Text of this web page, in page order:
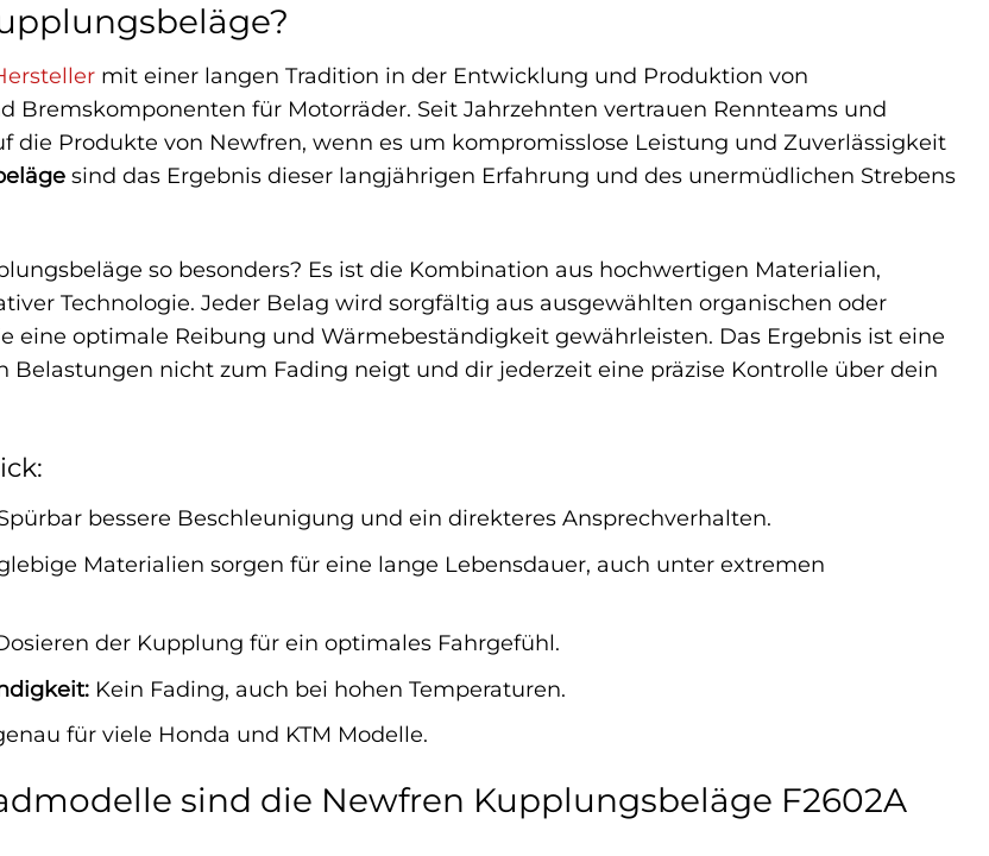
mit einer langen Tradition in der Entwicklung und Produktion von
Bremskomponenten für Motorräder. Seit Jahrzehnten vertrauen Rennteams und
die Produkte von Newfren, wenn es um kompromisslose Leistung und Zuverlässigkeit
sind das Ergebnis dieser langjährigen Erfahrung und des unermüdlichen Strebens
so besonders? Es ist die Kombination aus hochwertigen Materialien,
Technologie. Jeder Belag wird sorgfältig aus ausgewählten organischen oder
eine optimale Reibung und Wärmebeständigkeit gewährleisten. Das Ergebnis ist eine
Belastungen nicht zum Fading neigt und dir jederzeit eine präzise Kontrolle über dein
bessere Beschleunigung und ein direkteres Ansprechverhalten.
Materialien sorgen für eine lange Lebensdauer, auch unter extremen
der Kupplung für ein optimales Fahrgefühl.
Kein Fading, auch bei hohen Temperaturen.
für viele Honda und KTM Modelle.
sind die Newfren Kupplungsbeläge F2602A